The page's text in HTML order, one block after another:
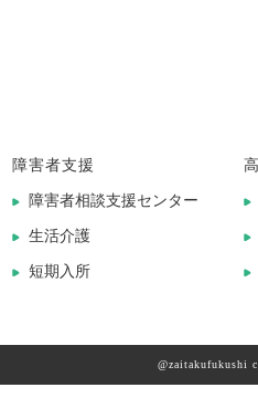
障害者支援
障害者相談支援センター
生活介護
短期入所
@zaitakufukushi